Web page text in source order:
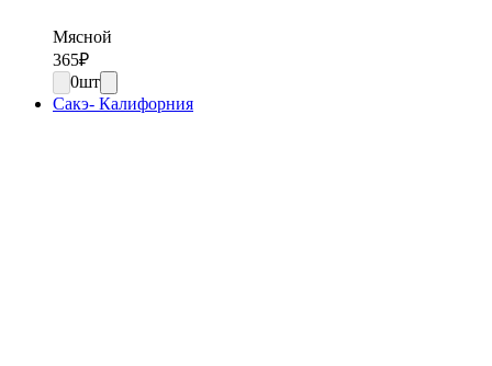
Мясной
365₽
0шт
Сакэ- Калифорния